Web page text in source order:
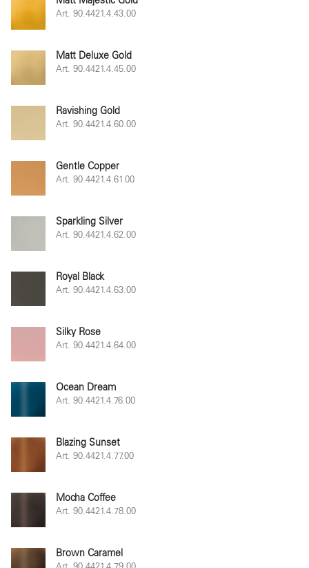
Art. 90.4421.4.43.00
Matt Deluxe Gold
Art. 90.4421.4.45.00
Ravishing Gold
Art. 90.4421.4.60.00
Gentle Copper
Art. 90.4421.4.61.00
Sparkling Silver
Art. 90.4421.4.62.00
Royal Black
Art. 90.4421.4.63.00
Silky Rose
Art. 90.4421.4.64.00
Ocean Dream
Art. 90.4421.4.76.00
Blazing Sunset
Art. 90.4421.4.77.00
Mocha Coffee
Art. 90.4421.4.78.00
Brown Caramel